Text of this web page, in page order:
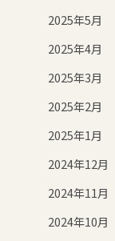
2025年5月
2025年4月
2025年3月
2025年2月
2025年1月
2024年12月
2024年11月
2024年10月